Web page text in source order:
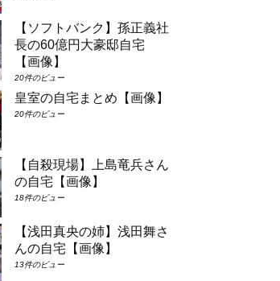
【ソフトバンク】孫正義社
長の60億円大豪邸自宅
【画像】
20件のビュー
皇室の自宅まとめ【画像】
20件のビュー
【自殺現場】上島竜兵さん
の自宅【画像】
18件のビュー
【浅田真央の姉】浅田舞さ
んの自宅【画像】
13件のビュー